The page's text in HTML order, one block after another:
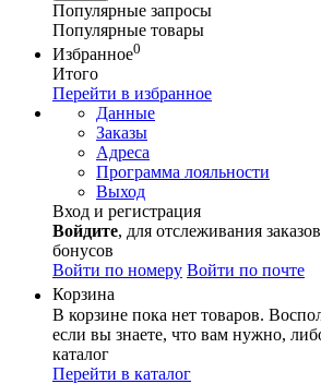
Популярные запросы
Популярные товары
Избранное0
Итого
Перейти в избранное
Данные
Заказы
Адреса
Программа лояльности
Выход
Вход и регистрация
Войдите, для отслеживания
бонусов
Войти по номеру Войти по почте
Корзина
В корзине пока нет товаров.
если вы знаете, что вам нужно,
каталог
Перейти в каталог